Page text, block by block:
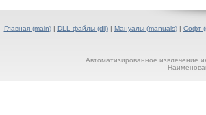
Главная (main)| DLL-файлы (dll)| Мануалы (manuals)| Софт
Автоматизированное извлечение